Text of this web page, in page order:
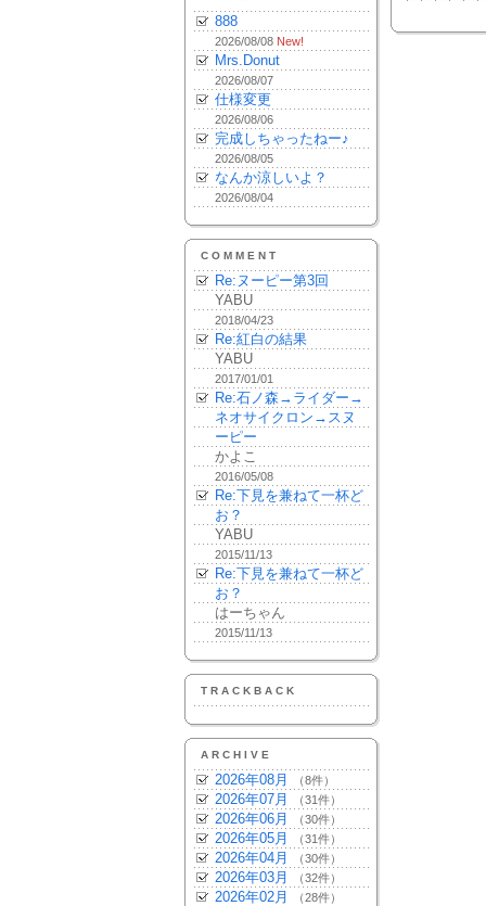
888
2026/08/08 New!
Mrs.Donut
2026/08/07
仕様変更
2026/08/06
完成しちゃったねー♪
2026/08/05
なんか涼しいよ？
2026/08/04
COMMENT
Re:ヌーピー第3回
YABU
2018/04/23
Re:紅白の結果
YABU
2017/01/01
Re:石ノ森→ライダー→
ネオサイクロン→スヌ
ーピー
かよこ
2016/05/08
Re:下見を兼ねて一杯ど
お？
YABU
2015/11/13
Re:下見を兼ねて一杯ど
お？
はーちゃん
2015/11/13
TRACKBACK
ARCHIVE
2026年08月 （8件）
2026年07月 （31件）
2026年06月 （30件）
2026年05月 （31件）
2026年04月 （30件）
2026年03月 （32件）
2026年02月 （28件）